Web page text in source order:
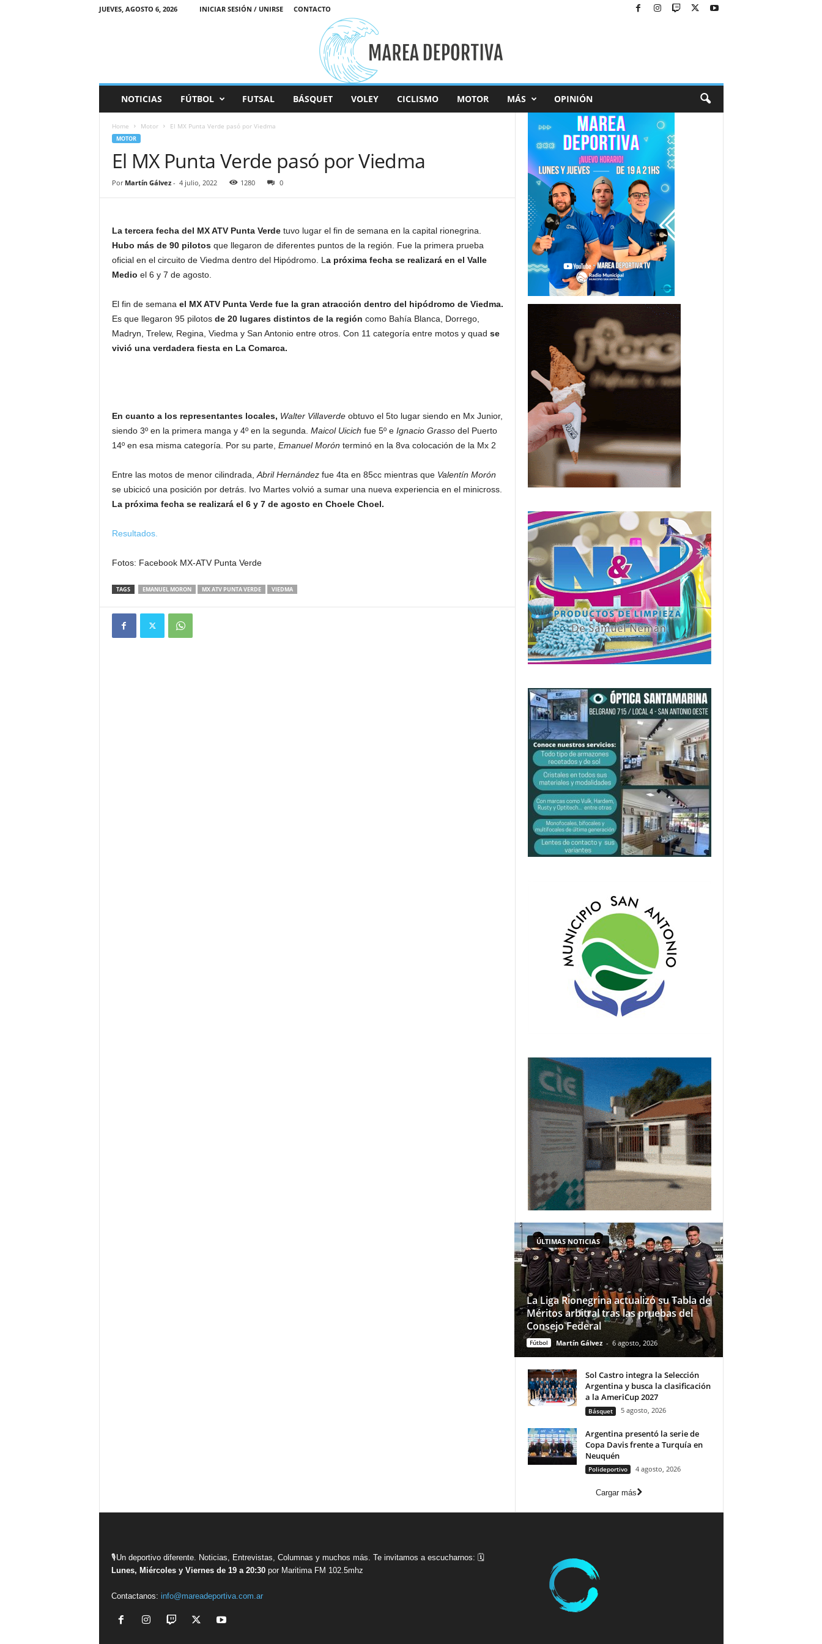
JUEVES, AGOSTO 6, 2026 INICIAR SESIÓN / UNIRSE CONTACTO
r
NOTICIAS FÚTBOL FUTSAL BÁSQUET VOLEY CICLISMO MOTOR MÁS OPINIÓN
Home Motor El MX Punta Verde pasó por Viedma
MOTOR
El MX Punta Verde pasó por Viedma
Por Martín Gálvez- 4 julio, 2022 1280 0
La tercera fecha del MX ATV Punta Verde tuvo lugar el fin de semana en la capital rionegrina.
Hubo más de 90 pilotosque llegaron de diferentes puntos de la región. Fue la primera prueba
oficial en el circuito de Viedma dentro del Hipódromo. L a próxima fecha se realizará en el Valle
Medio el 6 y 7 de agosto.
El fin de semana el MX ATV Punta Verde fue la gran atracción dentro del hipódromo de Viedma.
Es que llegaron 95 pilotos de 20 lugares distintos de la región como Bahía Blanca, Dorrego,
Madryn, Trelew, Regina, Viedma y San Antonio entre otros. Con 11 categoría entre motos y quad se
vivió una verdadera fiesta en La Comarca.
En cuanto a los representantes locales, Walter Villaverdeobtuvo el 5to lugar siendo en Mx Junior,
siendo 3º en la primera manga y 4º en la segunda. Maicol Uicich fue 5º e Ignacio Grassodel Puerto
14º en esa misma categoría. Por su parte, Emanuel Morón terminó en la 8va colocación de la Mx 2
Entre las motos de menor cilindrada, Abril Hernándezfue 4ta en 85cc mientras que Valentín Morón
se ubicicó una posición por detrás. Ivo Martes volvió a sumar una nueva experiencia en el minicross.
La próxima fecha se realizará el 6 y 7 de agosto en Choele Choel.
Resultados.
Fotos: Facebook MX-ATV Punta Verde
TAGS EMANUEL MORON MX ATV PUNTA VERDE VIEDMA
ÚLTIMAS NOTICIAS
La Liga Rionegrina actualizó su Tabla de
Méritos arbitral tras las pruebas del
Consejo Federal
Fútbol Martín Gálvez - 6 agosto, 2026
Sol Castro integra la Selección
Argentina y busca la clasificación
a la AmeriCup 2027
Básquet 5 agosto, 2026
Argentina presentó la serie de
Copa Davis frente a Turquía en
Neuquén
Polideportivo 4 agosto, 2026
Cargar más
🎙Un deportivo diferente. Noticias, Entrevistas, Columnas y muchos más. Te invitamos a escucharnos: 🗓
Lunes, Miércoles y Viernes de 19 a 20:30por Maritima FM 102.5mhz
Contactanos: info@mareadeportiva.com.ar